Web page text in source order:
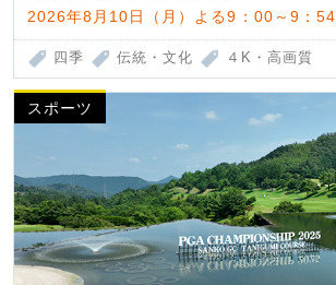
2026年8月10日（月）よる9：00～9：54
四季 伝統・文化 ４K・高画質
スポーツ